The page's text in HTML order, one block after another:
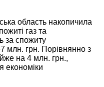
область накопичила
газ та
за спожиту
млн. грн. Порівнянно з
на 4 млн. грн.,
економіки